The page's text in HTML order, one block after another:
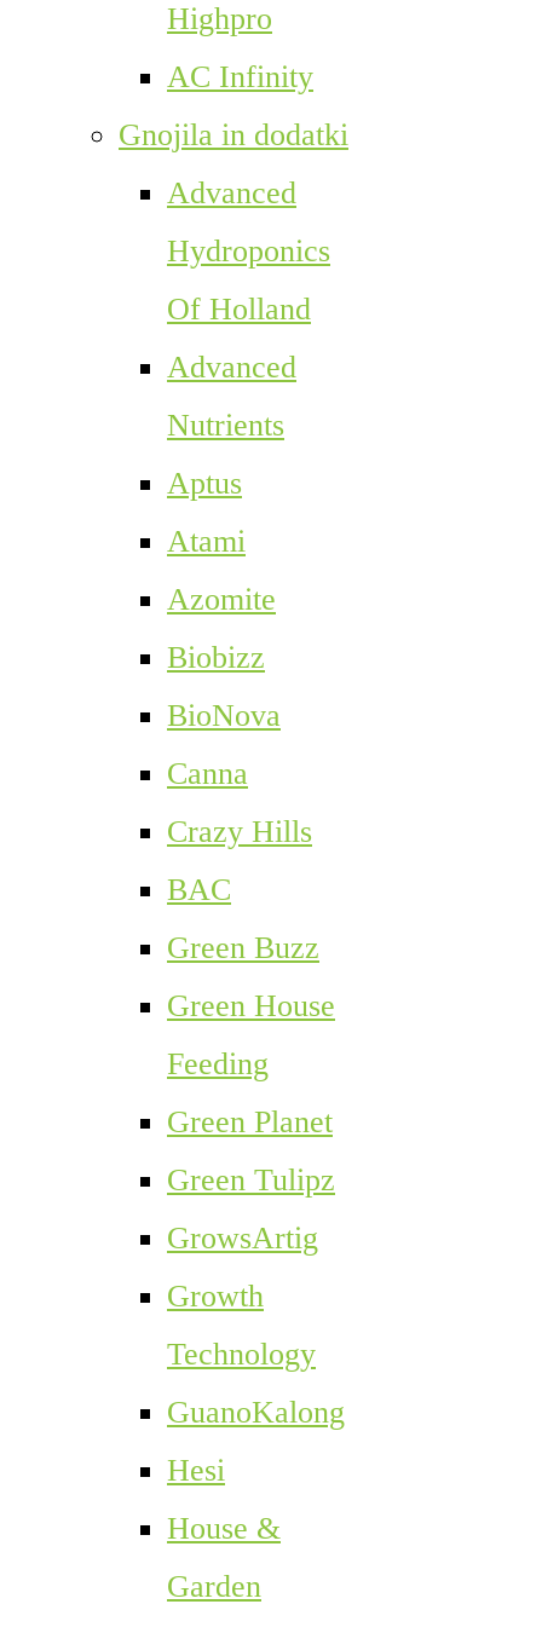
Highpro
AC Infinity
Gnojila in dodatki
Advanced
Hydroponics
Of Holland
Advanced
Nutrients
Aptus
Atami
Azomite
Biobizz
BioNova
Canna
Crazy Hills
BAC
Green Buzz
Green House
Feeding
Green Planet
Green Tulipz
GrowsArtig
Growth
Technology
GuanoKalong
Hesi
House &
Garden